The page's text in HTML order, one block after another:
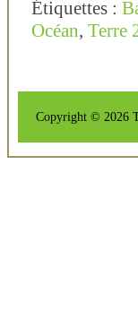
Étiquettes :
Océan, Terre
Copyright © 2026